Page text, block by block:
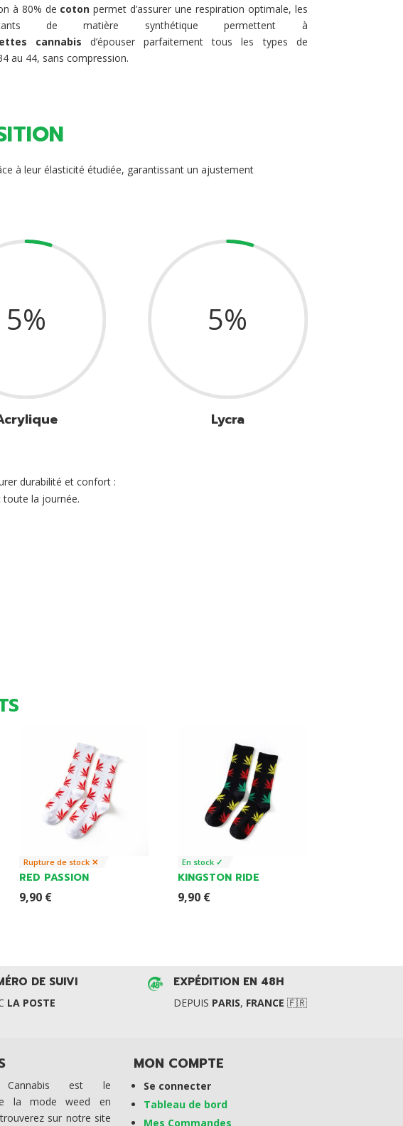
à 80% de coton permet d’assurer une respiration optimale, les
de matière synthétique permettent à
cannabis d’épouser parfaitement tous les types de
au 44, sans compression.
à leur élasticité étudiée, garantissant un ajustement
5% 5%
Lycra
durabilité et confort :
toute la journée.
Rupture de stock ✕
RED PASSION
9,90 €
En stock ✓
KINGSTON RIDE
9,90 €
DE SUIVI
LA POSTE
EXPÉDITION EN 48H
DEPUIS PARIS, FRANCE 🇫🇷
Cannabis est le
la mode weed en
sur notre site
MON COMPTE
Se connecter
Tableau de bord
Mes Commandes